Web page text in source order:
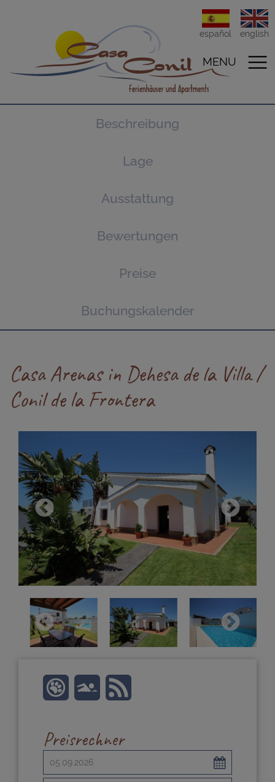
español english
MENU
Beschreibung
Lage
Ausstattung
Bewertungen
Preise
Buchungskalender
Casa Arenas in Dehesa de la Villa /
Conil de la Frontera
Preisrechner